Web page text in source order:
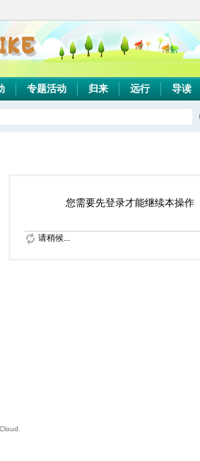
专题活动 归来 远行 导读
您需要先登录才能继续本操作
请稍候...